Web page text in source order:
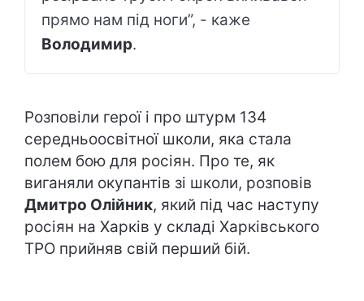
прямо нам під ноги”, - каже
Володимир.
Розповіли герої і про штурм 134
середньоосвітної школи, яка стала
полем бою для росіян. Про те, як
виганяли окупантів зі школи, розповів
Дмитро Олійник, який під час наступу
росіян на Харків у складі Харківського
ТРО прийняв свій перший бій.